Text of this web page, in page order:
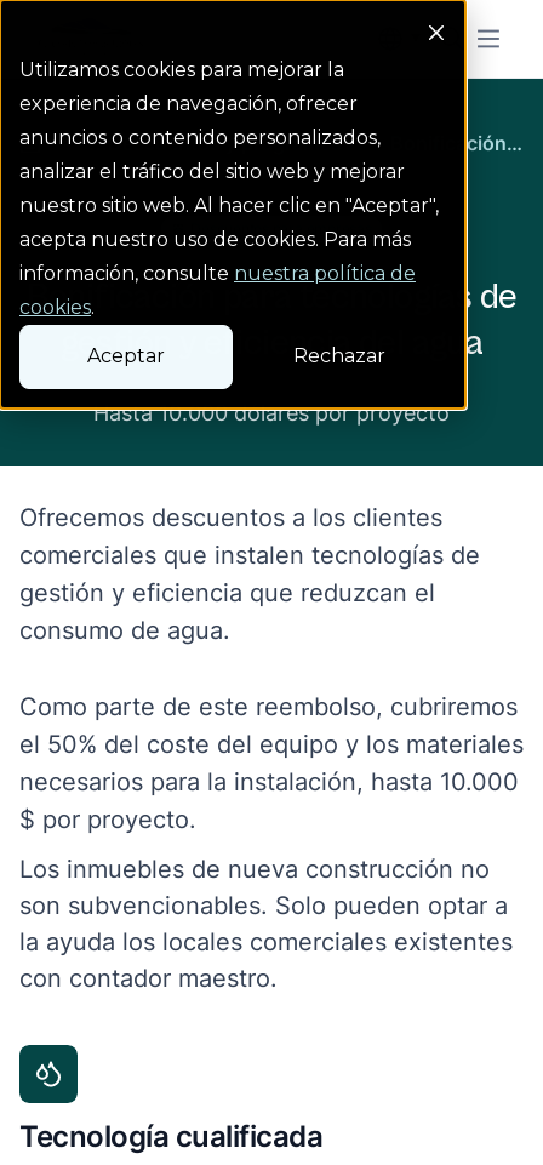
Utilizamos cookies para mejorar la
experiencia de navegación, ofrecer
anuncios o contenido personalizados,
analizar el tráfico del sitio web y mejorar
nuestro sitio web. Al hacer clic en "Aceptar",
acepta nuestro uso de cookies. Para más
información, consulte nuestra política de
cookies.
Aceptar Rechazar
Menu
... Descuentos y programas Bonificación para te...
Descuentos para empresas
Bonificación para tecnologías de
gestión y eficiencia del agua
Hasta 10.000 dólares por proyecto
Ofrecemos descuentos a los clientes
comerciales que instalen tecnologías de
gestión y eficiencia que reduzcan el
consumo de agua.
Como parte de este reembolso, cubriremos
el 50% del coste del equipo y los materiales
necesarios para la instalación, hasta 10.000
$ por proyecto.
Los inmuebles de nueva construcción no
son subvencionables. Solo pueden optar a
la ayuda los locales comerciales existentes
con contador maestro.
Tecnología cualificada